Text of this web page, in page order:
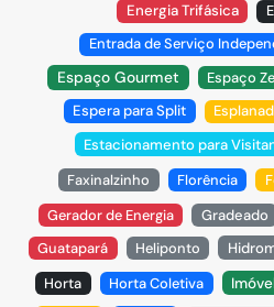
Energia Trifásica
Entrada de Serviço
Espaço Gourmet Espaço
Espera para Split
Estacionamento para
Faxinalzinho
Florência
Gerador de Energia Gradeado
Guatapará
Heliponto
Horta
Horta Coletiva